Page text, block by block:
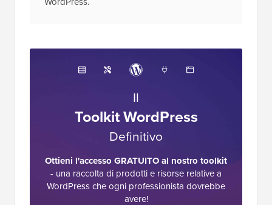
Il
Toolkit WordPress
Definitivo
Ottieni l'accesso GRATUITO al nostro toolkit
- una raccolta di prodotti e risorse relative a
WordPress che ogni professionista dovrebbe
avere!